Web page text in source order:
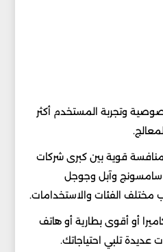
وتجربة المستخدم أكثر
في النهاية، شهد عام 2026 منافسة قوية بين كبرى شركات
سامسونج وآبل وجوجل
الفئات والاستخدامات.
أو أقوى بطارية أو هاتف
عديدة تلبي احتياجاتك.